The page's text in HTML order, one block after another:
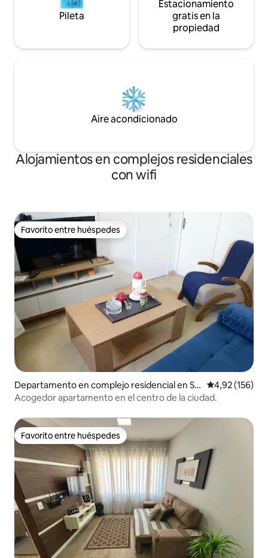
Pileta
Estacionamiento
gratis en la
propiedad
Aire acondicionado
Alojamientos en complejos residenciales
con wifi
Favorito entre huéspedes
Favorito entre huéspedes
Departamento en complejo residencial en Sã
o Joaquim
Calificación
4,92 (156)
Acogedor apartamento en el centro de la ciudad.
Favorito entre huéspedes
Favorito entre huéspedes